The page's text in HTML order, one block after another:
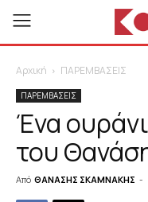
Αρχική ΠΑΡΕΜΒΑΣΕΙΣ
ΠΑΡΕΜΒΑΣΕΙΣ
Ένα
του
Από ΘΑΝΑΣΗΣ ΣΚΑΜΝΑΚΗΣ -